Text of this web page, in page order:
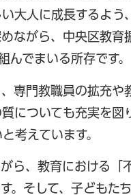
大人に成長するよう
ながら、中央区教育
でまいる所存です。
専門教職員の拡充や
についても充実を図
考えています。
ら、教育における「
。そして、子どもたち